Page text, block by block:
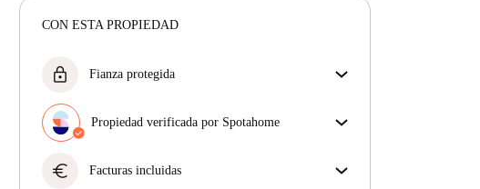
CON ESTA PROPIEDAD
lock Fianza protegida
no te devuelve la fianza, nosotros te la
reembolsamos.
Propiedad verificada por Spotahome
obtienes exactamente lo que ves en el anuncio.
euro Facturas incluidas